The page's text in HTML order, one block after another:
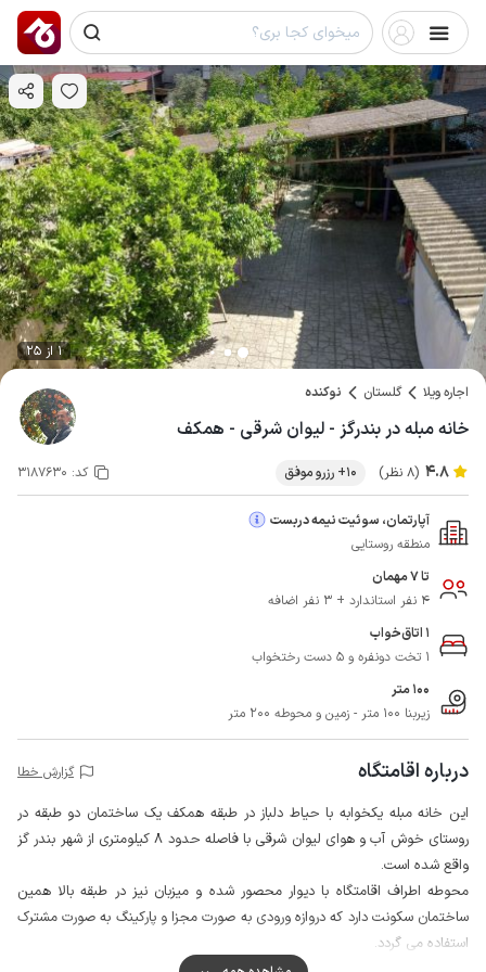
1 از 25
اجاره ویلا گلستان نوکنده
خانه مبله در بندرگز - لیوان شرقی - همکف
4.8 (8 نظر) 10+ رزرو موفق کد: 3187630
آپارتمان، سوئیت نیمه دربست
منطقه روستایی
تا 7 مهمان
4 نفر استاندارد + 3 نفر اضافه
1 اتاق‌خواب
1 تخت دونفره و 5 دست رختخواب
100 متر
زیربنا 100 متر - زمین و محوطه 200 متر
درباره اقامتگاه گزارش خطا
این خانه مبله یکخوابه با حیاط دلباز در طبقه همکف یک ساختمان دو طبقه در
روستای خوش آب و هوای لیوان شرقی با فاصله حدود 8 کیلومتری از شهر بندر گز
واقع شده است.
محوطه اطراف اقامتگاه با دیوار محصور شده و میزبان نیز در طبقه بالا همین
ساختمان سکونت دارد که دروازه ورودی به صورت مجزا و پارکینگ به صورت مشترک
استفاده می گردد.